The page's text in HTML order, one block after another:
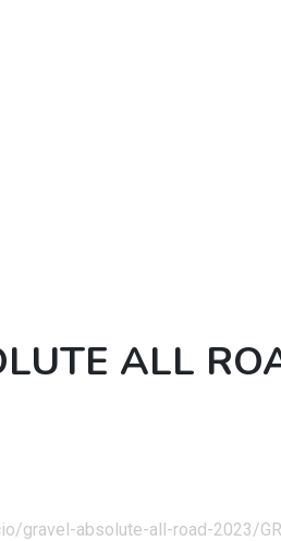
ALL
gravel-absolute-all-road-2023/